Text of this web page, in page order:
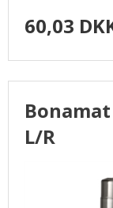
60,03
L/R